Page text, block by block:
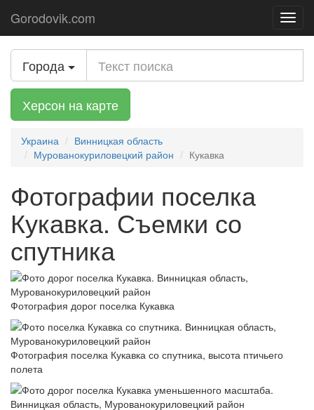
Gorodovik.com
Города
Херсон на карте
Украина
Винницкая область
Мурованокуриловецкий район
Кукавка
Фотографии поселка
Кукавка. Съемки со
спутника
Фотография дорог поселка Кукавка
Фотография поселка Кукавка со спутника, высота птичьего
полета